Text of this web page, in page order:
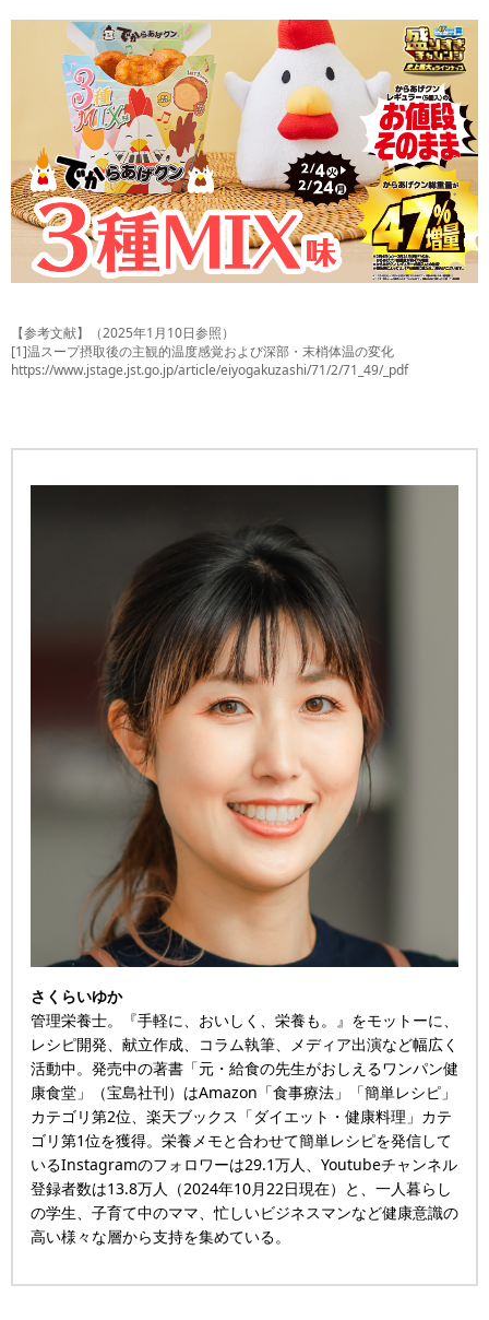
【参考文献】（2025年1月10日参照）
[1]温スープ摂取後の主観的温度感覚および深部・末梢体温の変化
https://www.jstage.jst.go.jp/article/eiyogakuzashi/71/2/71_49/_pdf
さくらいゆか
管理栄養士。『手軽に、おいしく、栄養も。』をモットーに、
レシピ開発、献立作成、コラム執筆、メディア出演など幅広く
活動中。発売中の著書「元・給食の先生がおしえるワンパン健
康食堂」（宝島社刊）はAmazon「食事療法」「簡単レシピ」
カテゴリ第2位、楽天ブックス「ダイエット・健康料理」カテ
ゴリ第1位を獲得。栄養メモと合わせて簡単レシピを発信して
いるInstagramのフォロワーは29.1万人、Youtubeチャンネル
登録者数は13.8万人（2024年10月22日現在）と、一人暮らし
の学生、子育て中のママ、忙しいビジネスマンなど健康意識の
高い様々な層から支持を集めている。